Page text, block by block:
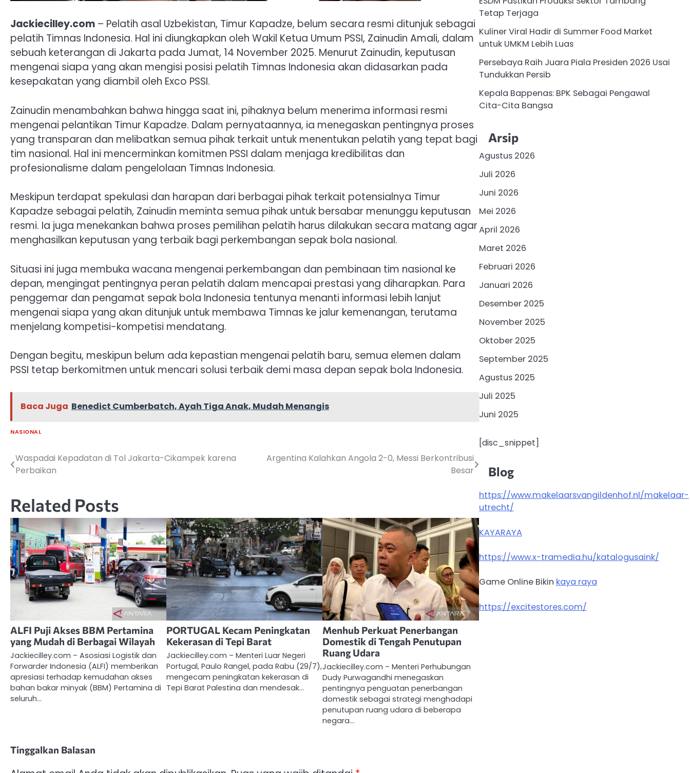
Jackiecilley.com – Pelatih asal Uzbekistan, Timur Kapadze, belum secara resmi ditunjuk sebagai
pelatih Timnas Indonesia. Hal ini diungkapkan oleh Wakil Ketua Umum PSSI, Zainudin Amali, dalam
sebuah keterangan di Jakarta pada Jumat, 14 November 2025. Menurut Zainudin, keputusan
mengenai siapa yang akan mengisi posisi pelatih Timnas Indonesia akan didasarkan pada
kesepakatan yang diambil oleh Exco PSSI.
Zainudin menambahkan bahwa hingga saat ini, pihaknya belum menerima informasi resmi
mengenai pelantikan Timur Kapadze. Dalam pernyataannya, ia menegaskan pentingnya proses
yang transparan dan melibatkan semua pihak terkait untuk menentukan pelatih yang tepat bagi
tim nasional. Hal ini mencerminkan komitmen PSSI dalam menjaga kredibilitas dan
profesionalisme dalam pengelolaan Timnas Indonesia.
Meskipun terdapat spekulasi dan harapan dari berbagai pihak terkait potensialnya Timur
Kapadze sebagai pelatih, Zainudin meminta semua pihak untuk bersabar menunggu keputusan
resmi. Ia juga menekankan bahwa proses pemilihan pelatih harus dilakukan secara matang agar
menghasilkan keputusan yang terbaik bagi perkembangan sepak bola nasional.
Situasi ini juga membuka wacana mengenai perkembangan dan pembinaan tim nasional ke
depan, mengingat pentingnya peran pelatih dalam mencapai prestasi yang diharapkan. Para
penggemar dan pengamat sepak bola Indonesia tentunya menanti informasi lebih lanjut
mengenai siapa yang akan ditunjuk untuk membawa Timnas ke jalur kemenangan, terutama
menjelang kompetisi-kompetisi mendatang.
Dengan begitu, meskipun belum ada kepastian mengenai pelatih baru, semua elemen dalam
PSSI tetap berkomitmen untuk mencari solusi terbaik demi masa depan sepak bola Indonesia.
Baca Juga Benedict Cumberbatch, Ayah Tiga Anak, Mudah Menangis
NASIONAL
Navigasi
Waspadai Kepadatan di Tol Jakarta-Cikampek karena
Perbaikan
Argentina Kalahkan Angola 2-0, Messi Berkontribusi
Besar
Related Posts
ALFI Puji Akses BBM Pertamina
yang Mudah di Berbagai Wilayah
Jackiecilley.com – Asosiasi Logistik dan
Forwarder Indonesia (ALFI) memberikan
apresiasi terhadap kemudahan akses
bahan bakar minyak (BBM) Pertamina di
seluruh…
PORTUGAL Kecam Peningkatan
Kekerasan di Tepi Barat
Jackiecilley.com – Menteri Luar Negeri
Portugal, Paulo Rangel, pada Rabu (29/7),
mengecam peningkatan kekerasan di
Tepi Barat Palestina dan mendesak…
Menhub Perkuat Penerbangan
Domestik di Tengah Penutupan
Ruang Udara
Jackiecilley.com – Menteri Perhubungan
Dudy Purwagandhi menegaskan
pentingnya penguatan penerbangan
domestik sebagai strategi menghadapi
penutupan ruang udara di beberapa
negara…
Tinggalkan Balasan
Tetap Terjaga
Kuliner Viral Hadir di Summer Food Market
untuk UMKM Lebih Luas
Persebaya Raih Juara Piala Presiden 2026 Usai
Tundukkan Persib
Kepala Bappenas: BPK Sebagai Pengawal
Cita-Cita Bangsa
Arsip
Agustus 2026
Juli 2026
Juni 2026
Mei 2026
April 2026
Maret 2026
Februari 2026
Januari 2026
Desember 2025
November 2025
Oktober 2025
September 2025
Agustus 2025
Juli 2025
Juni 2025
[disc_snippet]
Blog
https://www.makelaarsvangildenhof.nl/makelaar-
utrecht/
KAYARAYA
https://www.x-tramedia.hu/katalogusaink/
Game Online Bikin kaya raya
https://excitestores.com/